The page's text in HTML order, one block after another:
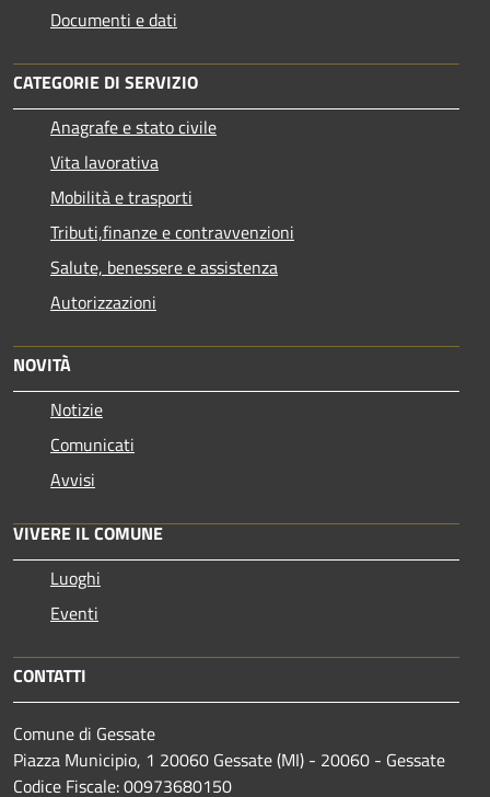
Documenti e dati
CATEGORIE DI SERVIZIO
Anagrafe e stato civile
Vita lavorativa
Mobilità e trasporti
Tributi,finanze e contravvenzioni
Salute, benessere e assistenza
Autorizzazioni
NOVITÀ
Notizie
Comunicati
Avvisi
VIVERE IL COMUNE
Luoghi
Eventi
CONTATTI
Comune di Gessate
Piazza Municipio, 1 20060 Gessate (MI) - 20060 - Gessate
Codice Fiscale: 00973680150